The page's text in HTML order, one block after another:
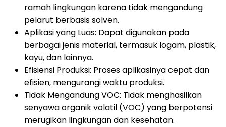
ramah lingkungan karena tidak mengandung
pelarut berbasis solven.
Aplikasi yang Luas: Dapat digunakan pada
berbagai jenis material, termasuk logam, plastik,
kayu, dan lainnya.
Efisiensi Produksi: Proses aplikasinya cepat dan
efisien, mengurangi waktu produksi.
Tidak Mengandung VOC: Tidak menghasilkan
senyawa organik volatil (VOC) yang berpotensi
merugikan lingkungan dan kesehatan.